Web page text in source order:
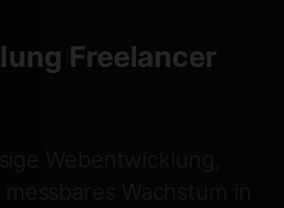
Freelancer